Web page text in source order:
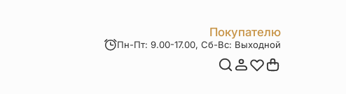
Покупателю
Пн-Пт: 9.00-17.00, Сб-Вс: Выходной